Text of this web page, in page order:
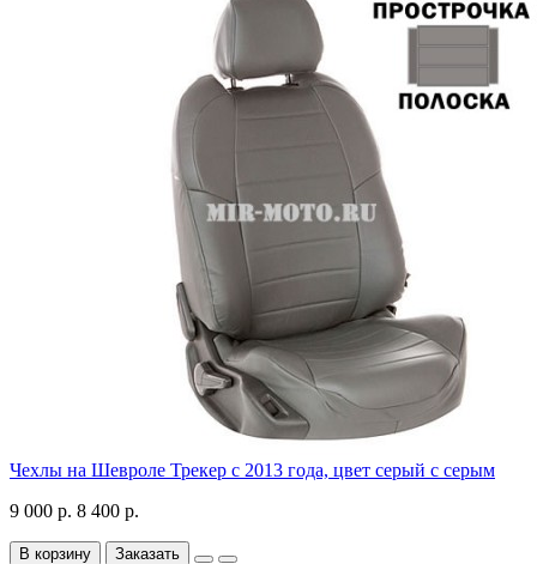
Чехлы на Шевроле Трекер с 2013 года, цвет серый с серым
9 000 р. 8 400 р.
В корзину Заказать